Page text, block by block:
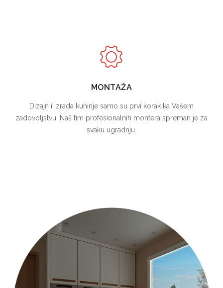
MONTAŽA
Dizajn i izrada kuhinje samo su prvi korak ka Vašem
zadovoljstvu. Naš tim profesionalnih montera spreman je za
svaku ugradnju.